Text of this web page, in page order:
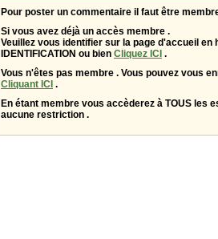
Pour poster un commentaire il faut être
Si vous avez déjà un accès membre .
Veuillez vous identifier sur la page d'accueil en
IDENTIFICATION ou bien Cliquez ICI .
Vous n'êtes pas membre . Vous pouvez vous
Cliquant ICI .
En étant membre vous accèderez à TOUS les
aucune restriction .